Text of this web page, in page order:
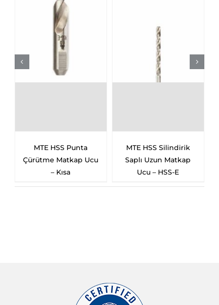
Ucu
MTE HSS Silindirik
Saplı Uzun Matkap
Ucu – HSS-E
MTE HSS Silindirik
Saplı Sol Matkap
– Taşlanmış